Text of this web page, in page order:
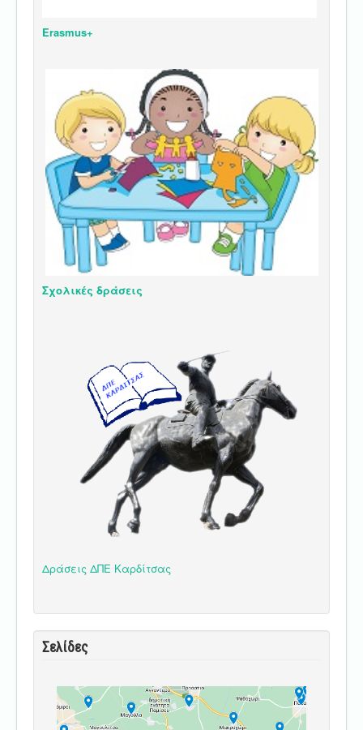
Erasmus+
Σχολικές δράσεις
Δράσεις ΔΠΕ Καρδίτσας
Σελίδες